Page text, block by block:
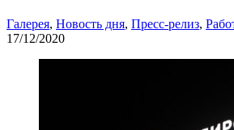
Галерея, Новость дня, Пресс-релиз,
17/12/2020